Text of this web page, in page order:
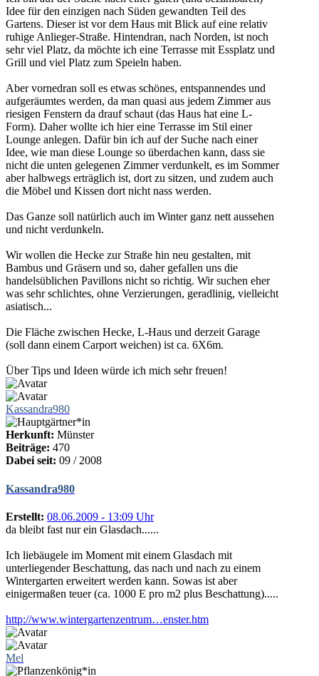
Idee für den einzigen nach Süden gewandten Teil des
Gartens. Dieser ist vor dem Haus mit Blick auf eine relativ
ruhige Anlieger-Straße. Hintendran, nach Norden, ist noch
sehr viel Platz, da möchte ich eine Terrasse mit Essplatz und
Grill und viel Platz zum Speieln haben.
Aber vornedran soll es etwas schönes, entspannendes und
aufgeräumtes werden, da man quasi aus jedem Zimmer aus
riesigen Fenstern da drauf schaut (das Haus hat eine L-
Form). Daher wollte ich hier eine Terrasse im Stil einer
Lounge anlegen. Dafür bin ich auf der Suche nach einer
Idee, wie man diese Lounge so überdachen kann, dass sie
nicht die unten gelegenen Zimmer verdunkelt, es im Sommer
aber halbwegs erträglich ist, dort zu sitzen, und zudem auch
die Möbel und Kissen dort nicht nass werden.
Das Ganze soll natürlich auch im Winter ganz nett aussehen
und nicht verdunkeln.
Wir wollen die Hecke zur Straße hin neu gestalten, mit
Bambus und Gräsern und so, daher gefallen uns die
handelsüblichen Pavillons nicht so richtig. Wir suchen eher
was sehr schlichtes, ohne Verzierungen, geradlinig, vielleicht
asiatisch...
Die Fläche zwischen Hecke, L-Haus und derzeit Garage
(soll dann einem Carport weichen) ist ca. 6X6m.
Über Tips und Ideen würde ich mich sehr freuen!
Kassandra980
Herkunft: Münster
Beiträge: 470
Dabei seit: 09 / 2008
Kassandra980
Erstellt: 08.06.2009 - 13:09 Uhr
da bleibt fast nur ein Glasdach......
Ich liebäugele im Moment mit einem Glasdach mit
unterliegender Beschattung, das nach und nach zu einem
Wintergarten erweitert werden kann. Sowas ist aber
einigermaßen teuer (ca. 1000 E pro m2 plus Beschattung).....
http://www.wintergartenzentrum…enster.htm
Mel